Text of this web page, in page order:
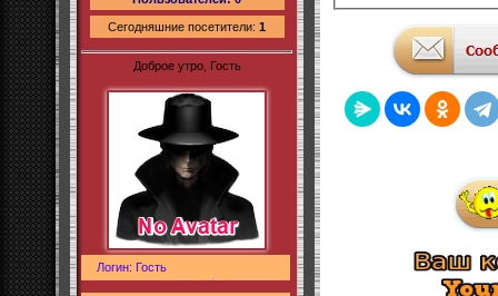
Сегодняшние посетители: 1
Доброе утро, Гость
Логин: Гость